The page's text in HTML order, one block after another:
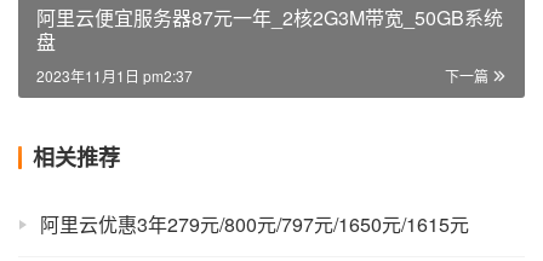
阿里云便宜服务器87元一年_2核2G3M带宽_50GB系统
盘
下一篇
2023年11月1日 pm2:37
相关推荐
阿里云优惠3年279元/800元/797元/1650元/1615元